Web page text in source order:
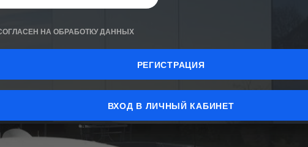
НА ОБРАБОТКУ ДАННЫХ
ВХОД В ЛИЧНЫЙ КАБИНЕТ